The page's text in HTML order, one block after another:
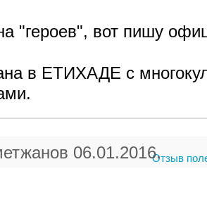
"героев", вот пишу
в ЕТИХАДЕ с
06.01.2016.Отзыв